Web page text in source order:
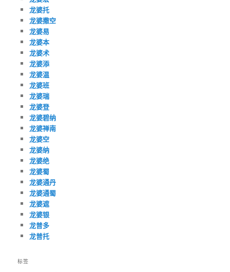
龙婆托
龙婆撒空
龙婆易
龙婆本
龙婆术
龙婆添
龙婆温
龙婆班
龙婆瑞
龙婆登
龙婆碧纳
龙婆禅南
龙婆空
龙婆纳
龙婆绝
龙婆蜀
龙婆通丹
龙婆通蜀
龙婆遮
龙婆银
龙普多
龙普托
标签